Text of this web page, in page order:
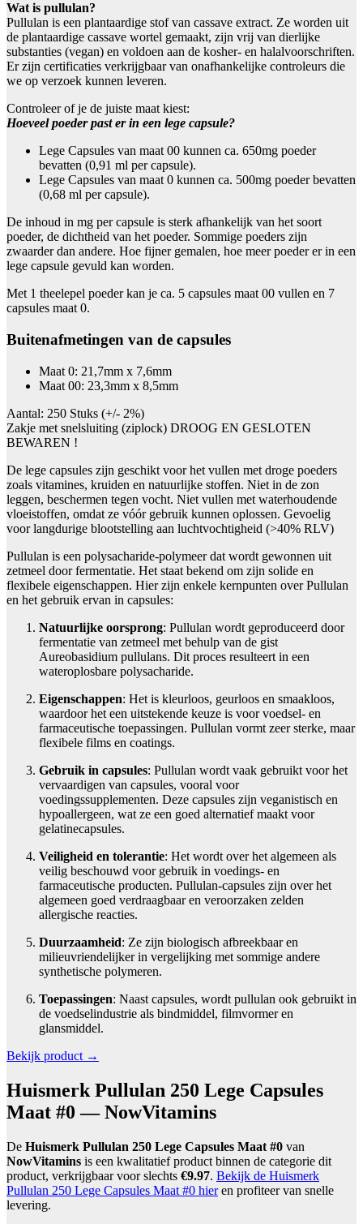
Wat is pullulan?
Pullulan is een plantaardige stof van cassave extract. Ze worden uit
de plantaardige cassave wortel gemaakt, zijn vrij van dierlijke
substanties (vegan) en voldoen aan de kosher- en halalvoorschriften.
Er zijn certificaties verkrijgbaar van onafhankelijke controleurs die
we op verzoek kunnen leveren.
Controleer of je de juiste maat kiest:
Hoeveel poeder past er in een lege capsule?
Lege Capsules van maat 00 kunnen ca. 650mg poeder
bevatten (0,91 ml per capsule).
Lege Capsules van maat 0 kunnen ca. 500mg poeder bevatten
(0,68 ml per capsule).
De inhoud in mg per capsule is sterk afhankelijk van het soort
poeder, de dichtheid van het poeder. Sommige poeders zijn
zwaarder dan andere. Hoe fijner gemalen, hoe meer poeder er in een
lege capsule gevuld kan worden.
Met 1 theelepel poeder kan je ca. 5 capsules maat 00 vullen en 7
capsules maat 0.
Buitenafmetingen van de capsules
Maat 0: 21,7mm x 7,6mm
Maat 00: 23,3mm x 8,5mm
Aantal: 250 Stuks (+/- 2%)
Zakje met snelsluiting (ziplock) DROOG EN GESLOTEN
BEWAREN !
De lege capsules zijn geschikt voor het vullen met droge poeders
zoals vitamines, kruiden en natuurlijke stoffen. Niet in de zon
leggen, beschermen tegen vocht. Niet vullen met waterhoudende
vloeistoffen, omdat ze vóór gebruik kunnen oplossen. Gevoelig
voor langdurige blootstelling aan luchtvochtigheid (>40% RLV)
Pullulan is een polysacharide-polymeer dat wordt gewonnen uit
zetmeel door fermentatie. Het staat bekend om zijn solide en
flexibele eigenschappen. Hier zijn enkele kernpunten over Pullulan
en het gebruik ervan in capsules:
Natuurlijke oorsprong: Pullulan wordt geproduceerd door
fermentatie van zetmeel met behulp van de gist
Aureobasidium pullulans. Dit proces resulteert in een
wateroplosbare polysacharide.
Eigenschappen: Het is kleurloos, geurloos en smaakloos,
waardoor het een uitstekende keuze is voor voedsel- en
farmaceutische toepassingen. Pullulan vormt zeer sterke, maar
flexibele films en coatings.
Gebruik in capsules: Pullulan wordt vaak gebruikt voor het
vervaardigen van capsules, vooral voor
voedingssupplementen. Deze capsules zijn veganistisch en
hypoallergeen, wat ze een goed alternatief maakt voor
gelatinecapsules.
Veiligheid en tolerantie: Het wordt over het algemeen als
veilig beschouwd voor gebruik in voedings- en
farmaceutische producten. Pullulan-capsules zijn over het
algemeen goed verdraagbaar en veroorzaken zelden
allergische reacties.
Duurzaamheid: Ze zijn biologisch afbreekbaar en
milieuvriendelijker in vergelijking met sommige andere
synthetische polymeren.
Toepassingen: Naast capsules, wordt pullulan ook gebruikt in
de voedselindustrie als bindmiddel, filmvormer en
glansmiddel.
Bekijk product →
Huismerk Pullulan 250 Lege Capsules
Maat #0 — NowVitamins
De Huismerk Pullulan 250 Lege Capsules Maat #0 van
NowVitamins is een kwalitatief product binnen de categorie dit
product, verkrijgbaar voor slechts €9.97. Bekijk de Huismerk
Pullulan 250 Lege Capsules Maat #0 hieren profiteer van snelle
levering.